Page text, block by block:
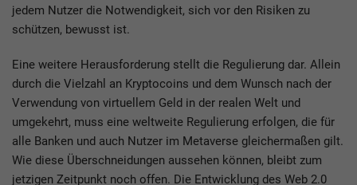
jedem Nutzer die Notwendigkeit, sich vor den Risiken zu
schützen, bewusst ist.
Eine weitere Herausforderung stellt die Regulierung dar. Allein
durch die Vielzahl an Kryptocoins und dem Wunsch nach der
Verwendung von virtuellem Geld in der realen Welt und
umgekehrt, muss eine weltweite Regulierung erfolgen, die für
alle Banken und auch Nutzer im Metaverse gleichermaßen gilt.
Wie diese Überschneidungen aussehen können, bleibt zum
jetzigen Zeitpunkt noch offen. Die Entwicklung des Web 2.0